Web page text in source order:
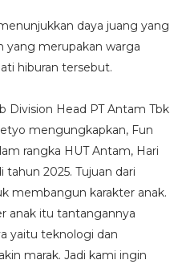
daya juang yang
yang merupakan warga
hiburan tersebut.
Division Head PT Antam Tbk
mengungkapkan, Fun
rangka HUT Antam, Hari
tahun 2025. Tujuan dari
membangun karakter anak.
anak itu tantangannya
yaitu teknologi dan
marak. Jadi kami ingin